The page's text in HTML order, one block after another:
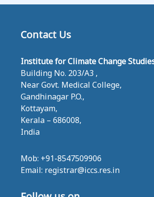
Contact Us
Institute for Climate Change
Building No. 203/A3 ,
Near Govt. Medical College,
Gandhinagar P.O.,
Kottayam,
Kerala – 686008,
India
Mob: +91-8547509906
Email: registrar@iccs.res.in